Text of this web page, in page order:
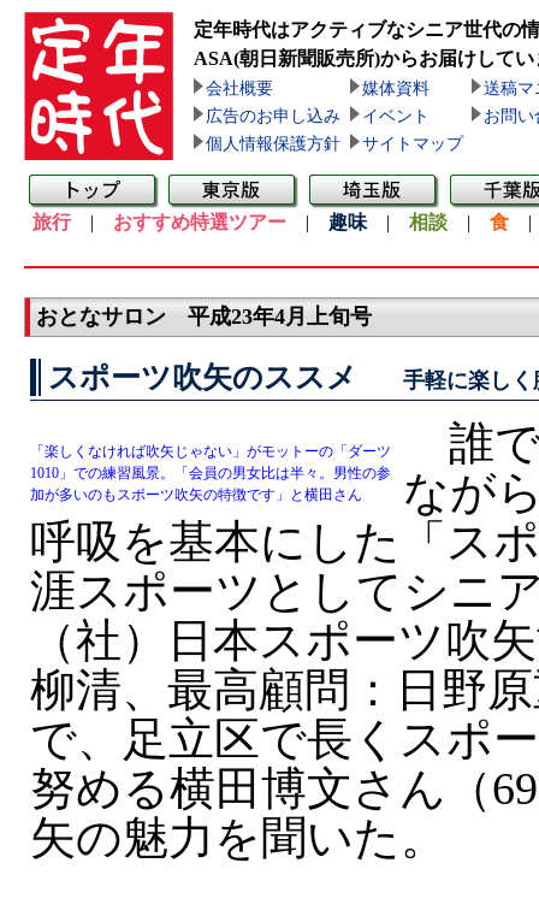
定年時代はアクティブなシニア世代の
ASA(朝日新聞販売所)からお届けしてい
会社概要 媒体資料
送稿マ
広告のお申し込み
イベント
お問い
個人情報保護方針
サイトマップ
旅行| おすすめ特選ツアー | 趣味 | 相談 | 食
おとなサロン 平成23年4月上旬号
スポーツ吹矢のススメ 手軽に楽しく
「楽しくなければ吹矢じゃない」がモットーの「ダーツ
1010」での練習風景。「会員の男女比は半々。男性の参
加が多いのもスポーツ吹矢の特徴です」と横田さん
誰で
なが
呼吸を基本にした「ス
涯スポーツとしてシニ
（社）日本スポーツ吹
柳清、最高顧問：日野
で、足立区で長くスポ
努める横田博文さん（
矢の魅力を聞いた。